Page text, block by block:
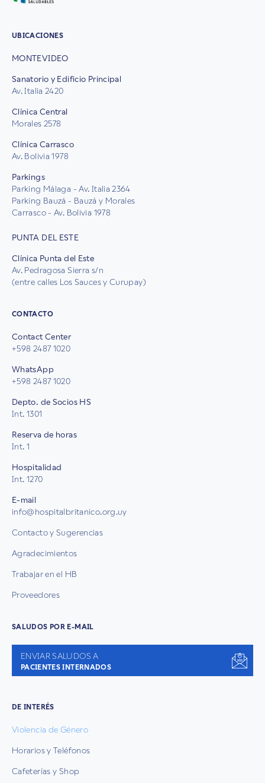
UBICACIONES
MONTEVIDEO
Sanatorio y Edificio Principal
Av. Italia 2420
Clínica Central
Morales 2578
Clínica Carrasco
Av. Bolivia 1978
Parkings
Parking Málaga - Av. Italia 2364
Parking Bauzá - Bauzá y Morales
Carrasco - Av. Bolivia 1978
PUNTA DEL ESTE
Clínica Punta del Este
Av. Pedragosa Sierra s/n
(entre calles Los Sauces y Curupay)
CONTACTO
Contact Center
+598 2487 1020
WhatsApp
+598 2487 1020
Depto. de Socios HS
Int. 1301
Reserva de horas
Int. 1
Hospitalidad
Int. 1270
E-mail
info@hospitalbritanico.org.uy
Contacto y Sugerencias
Agradecimientos
Trabajar en el HB
Proveedores
SALUDOS POR E-MAIL
ENVIAR SALUDOS A
PACIENTES INTERNADOS
DE INTERÉS
Violencia de Género
Horarios y Teléfonos
Cafeterías y Shop